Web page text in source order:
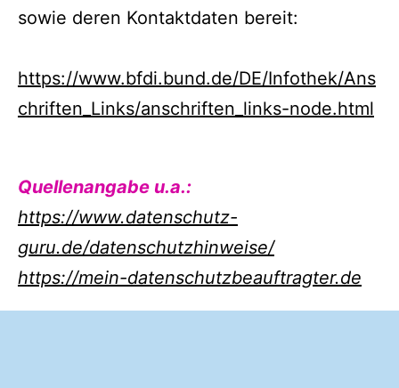
sowie deren Kontaktdaten bereit:
https://www.bfdi.bund.de/DE/Infothek/Ans
chriften_Links/anschriften_links-node.html
Quellenangabe u.a.:
https://www.datenschutz-
guru.de/datenschutzhinweise/
https://mein-datenschutzbeauftragter.de